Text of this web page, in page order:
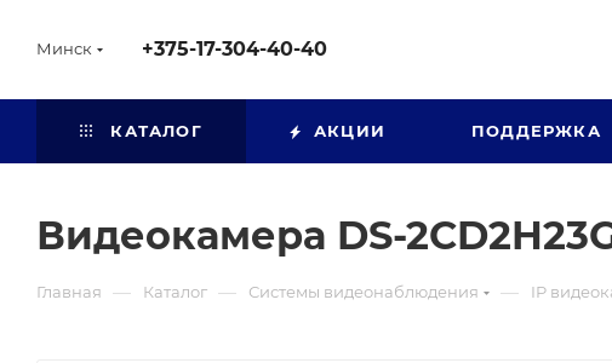
Минск +375-17-304-40-40
КАТАЛОГ АКЦИИ ПОДДЕРЖКА
Видеокамера DS-
Главная — Каталог — Системы видеонаблюдения — IP